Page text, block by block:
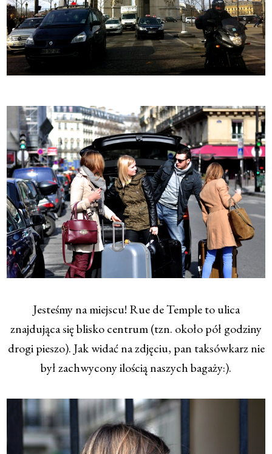
Jesteśmy na miejscu! Rue de Temple to ulica
znajdująca się blisko centrum (tzn. około pół godziny
drogi pieszo). Jak widać na zdjęciu, pan taksówkarz nie
był zachwycony ilością naszych bagaży:).